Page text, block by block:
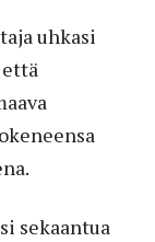
uhkasi
että
sekaantua